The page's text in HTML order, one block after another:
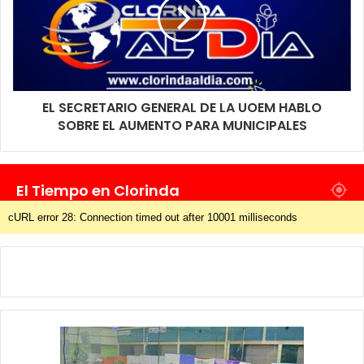
EL SECRETARIO GENERAL DE LA UOEM HABLO
SOBRE EL AUMENTO PARA MUNICIPALES
El Tiempo en Clorinda
cURL error 28: Connection timed out after 10001 milliseconds